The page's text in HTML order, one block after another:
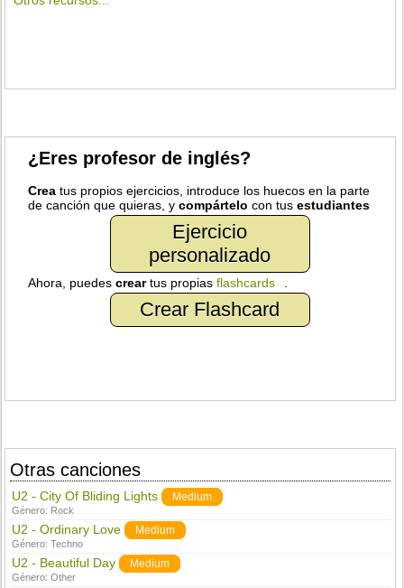
¿Eres profesor de inglés?
Crea tus propios ejercicios, introduce los huecos en la parte
de canción que quieras, ycompártelo con tusestudiantes
Ejercicio
personalizado
Ahora, puedescreartus propiasflashcards
Crear Flashcard
Otras canciones
U2 - City Of Bliding Lights Medium
Género: Rock
U2 - Ordinary Love Medium
Género:Techno
U2 - Beautiful Day Medium
Género:Other